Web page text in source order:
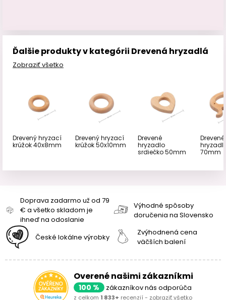
Ďalšie produkty v kategórii Drevená hryzadlá
Zobraziť všetko
Drevený hryzací
krúžok 40x8mm
Drevený hryzací
krúžok 50x10mm
Drevené
hryzadlo
srdiečko 50mm
Drevené
70mm
Doprava zadarmo už od 79
€ a všetko skladom je
ihneď na odoslanie
Výhodné spôsoby
doručenia na Slovensko
České lokálne výrobky
Zvýhodnená cena
väčších balení
Overené našimi zákazníkmi
100 % zákazníkov nás odporúča
z celkom 1 833+ recenzií - zobraziť všetko